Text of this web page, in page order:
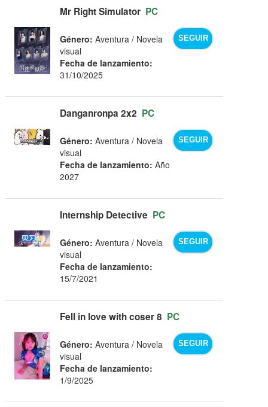
Mr Right Simulator PC
SEGUIR
Género: Aventura / Novela
visual
Fecha de lanzamiento:
31/10/2025
Danganronpa 2x2 PC
SEGUIR
Género: Aventura / Novela
visual
Fecha de lanzamiento: Año
2027
Internship Detective PC
SEGUIR
Género: Aventura / Novela
visual
Fecha de lanzamiento:
15/7/2021
Fell in love with coser 8 PC
SEGUIR
Género: Aventura / Novela
visual
Fecha de lanzamiento:
1/9/2025